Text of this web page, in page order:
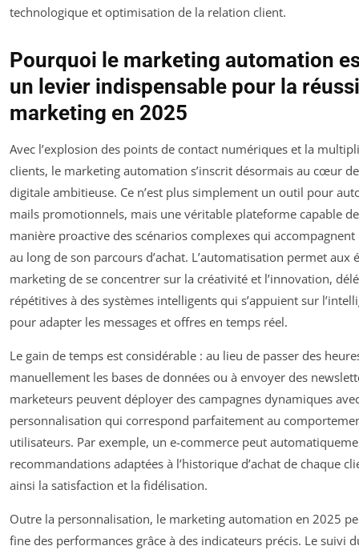
technologique et optimisation de la relation client.
Pourquoi le marketing automation
un levier indispensable pour la
marketing en 2025
Avec l’explosion des points de contact numériques et la
clients, le marketing automation s’inscrit désormais au cœur
digitale ambitieuse. Ce n’est plus simplement un outil pour
mails promotionnels, mais une véritable plateforme capable
manière proactive des scénarios complexes qui
au long de son parcours d’achat. L’automatisation permet aux
marketing de se concentrer sur la créativité et l’innovation,
répétitives à des systèmes intelligents qui s’appuient sur
pour adapter les messages et offres en temps réel.
Le gain de temps est considérable : au lieu de passer des
manuellement les bases de données ou à envoyer des
marketeurs peuvent déployer des campagnes dynamiques
personnalisation qui correspond parfaitement au
utilisateurs. Par exemple, un e-commerce peut
recommandations adaptées à l’historique d’achat de chaque
ainsi la satisfaction et la fidélisation.
Outre la personnalisation, le marketing automation en 2025
fine des performances grâce à des indicateurs précis. Le suivi